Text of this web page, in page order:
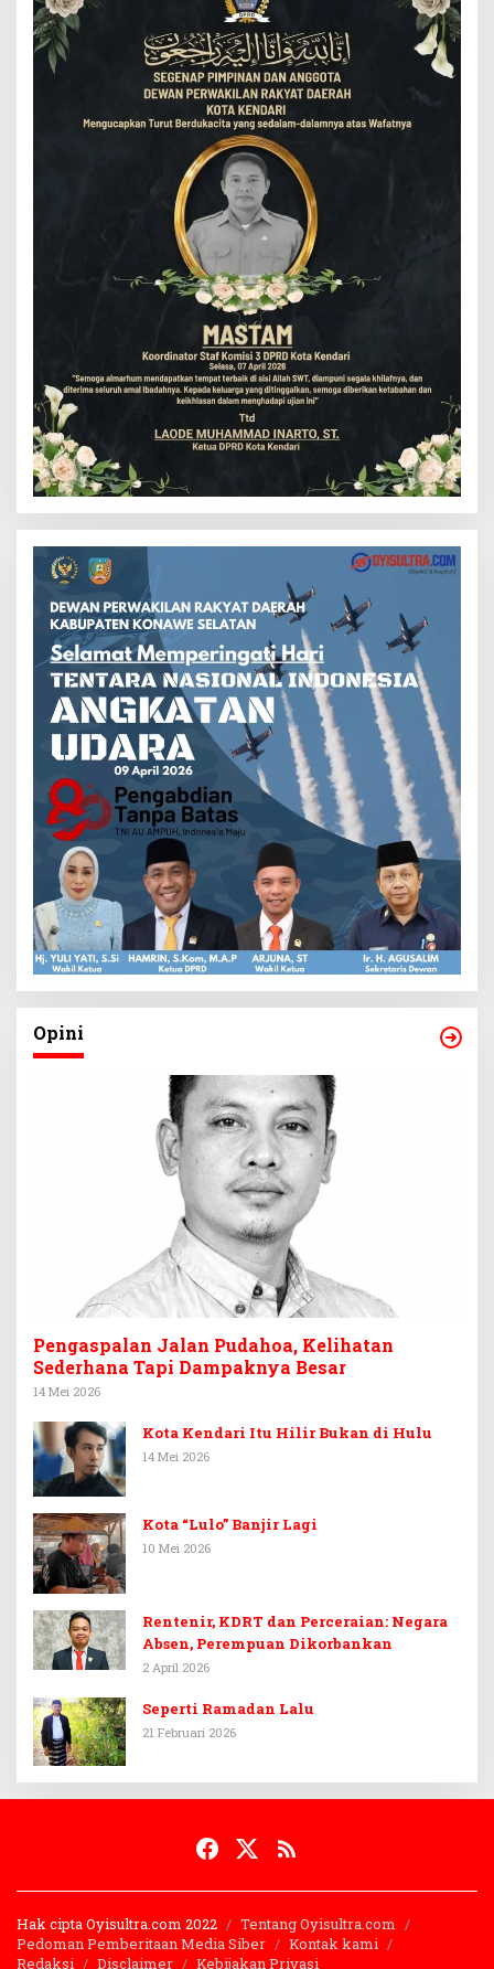
Opini
Pengaspalan Jalan Pudahoa, Kelihatan
Sederhana Tapi Dampaknya Besar
14 Mei 2026
Kota Kendari Itu Hilir Bukan di Hulu
14 Mei 2026
Kota “Lulo” Banjir Lagi
10 Mei 2026
Rentenir, KDRT dan Perceraian: Negara
Absen, Perempuan Dikorbankan
2 April 2026
Seperti Ramadan Lalu
21 Februari 2026
Hak cipta Oyisultra.com 2022
Tentang Oyisultra.com
Pedoman Pemberitaan Media Siber
Kontak kami
Redaksi
Disclaimer Kebijakan Privasi